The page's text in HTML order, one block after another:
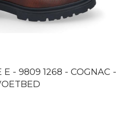
- 9809 1268 - COGNAC -